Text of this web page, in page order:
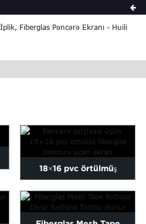
18×16 pvc örtülmüş
fiberglas pəncərə uçan s...